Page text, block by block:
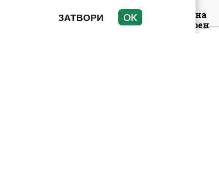
Луксозният майбах на
Митьо Очите опожарен
заради балони с райски
ЗАТВОРИ OK